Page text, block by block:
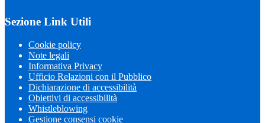
Sezione Link Utili
Cookie policy
Note legali
Informativa Privacy
Ufficio Relazioni con il Pubblico
Dichiarazione di accessibilità
Obiettivi di accessibilità
Whistleblowing
Gestione consensi cookie